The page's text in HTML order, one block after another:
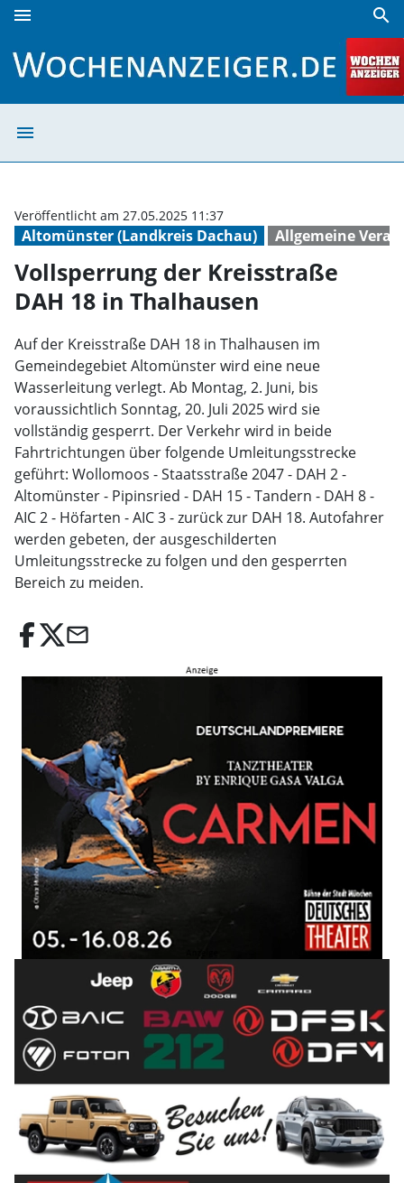
menu search
menu
Altomünster (Landkreis Dachau) Allgemeine
Veröffentlicht am 27.05.2025 11:37
Vollsperrung der Kreisstraße
DAH 18 in Thalhausen
Auf der Kreisstraße DAH 18 in Thalhausen im
Gemeindegebiet Altomünster wird eine neue
Wasserleitung verlegt. Ab Montag, 2. Juni, bis
voraussichtlich Sonntag, 20. Juli 2025 wird sie
vollständig gesperrt. Der Verkehr wird in beide
Fahrtrichtungen über folgende Umleitungsstrecke
geführt: Wollomoos - Staatsstraße 2047 - DAH 2 -
Altomünster - Pipinsried - DAH 15 - Tandern - DAH 8 -
AIC 2 - Höfarten - AIC 3 - zurück zur DAH 18. Autofahrer
werden gebeten, der ausgeschilderten
Umleitungsstrecke zu folgen und den gesperrten
Bereich zu meiden.
email